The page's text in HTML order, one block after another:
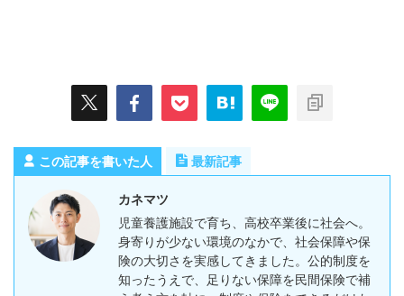
この記事を書いた人 最新記事
カネマツ
児童養護施設で育ち、高校卒業後に社会へ。
身寄りが少ない環境のなかで、社会保障や保
険の大切さを実感してきました。公的制度を
知ったうえで、足りない保障を民間保険で補